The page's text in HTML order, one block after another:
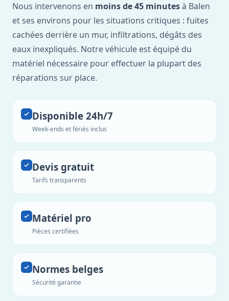
Nous intervenons en moins de 45 minutesà Balen
et ses environs pour les situations critiques : fuites
cachées derrière un mur, infiltrations, dégâts des
eaux inexpliqués. Notre véhicule est équipé du
matériel nécessaire pour effectuer la plupart des
réparations sur place.
Disponible 24h/7
Week-ends et fériés inclus
Devis gratuit
Tarifs transparents
Matériel pro
Pièces certifiées
Normes belges
Sécurité garantie